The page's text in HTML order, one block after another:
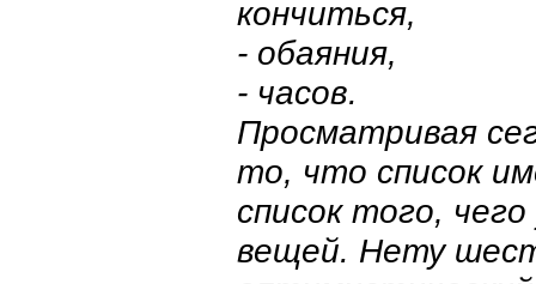
кончиться,
- обаяния,
- часов.
Просматривая
то, что список
список того,
вещей. Нету